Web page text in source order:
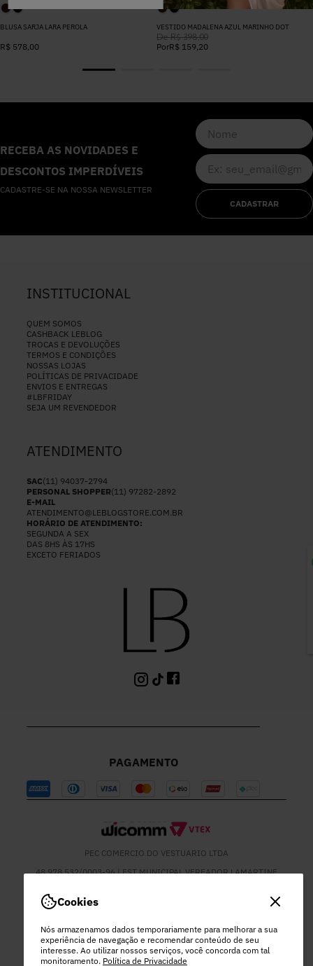
Cookies
Nós armazenamos dados temporariamente para melhorar a sua
experiência de navegação e recomendar conteúdo de seu
interesse. Ao utilizar nossos serviços, você concorda com tal
monitoramento. Política de Privacidade
BLUSA SARJA LARA PEROLA
R$ 578,00
VESTIDO MADALENA AZUL MARINHO DOT
De R$ 398,00
PorR$ 159,20
RECEBA AS NOVIDADES E
DESCONTOS IMPERDÍVEIS
CADASTRE-SE NA NOSSA NEWSLETTER
CADASTRAR
INSTITUCIONAL
QUEM SOMOS
CASHBACK LEBLOG
TROCAS E DEVOLUÇÕES
TERMOS E CONDIÇÕES
NOSSAS LOJAS
POLÍTICAS DE PRIVACIDADE
ENVIOS E ENTREGAS
#LBFRIDAY
SEJA UM REVENDEDOR
ATENDIMENTO
SAC(11) 94037-2794
PERSONAL SHOPPER(11) 97282-2892
E-MAIL
ATENDIMENTO@LEBLOGSTORE.COM.BR
HORÁRIO DE ATENDIMENTO:
SEGUNDA A SEX
DAS 8HS ÀS 17HS
EXCETO FERIADOS
PAGAMENTO
PEC COMERCIO DO VESTUARIO LTDA
48.978.532/0003-96 | EST MUNICIPAL VEREADOR LAMARTINE